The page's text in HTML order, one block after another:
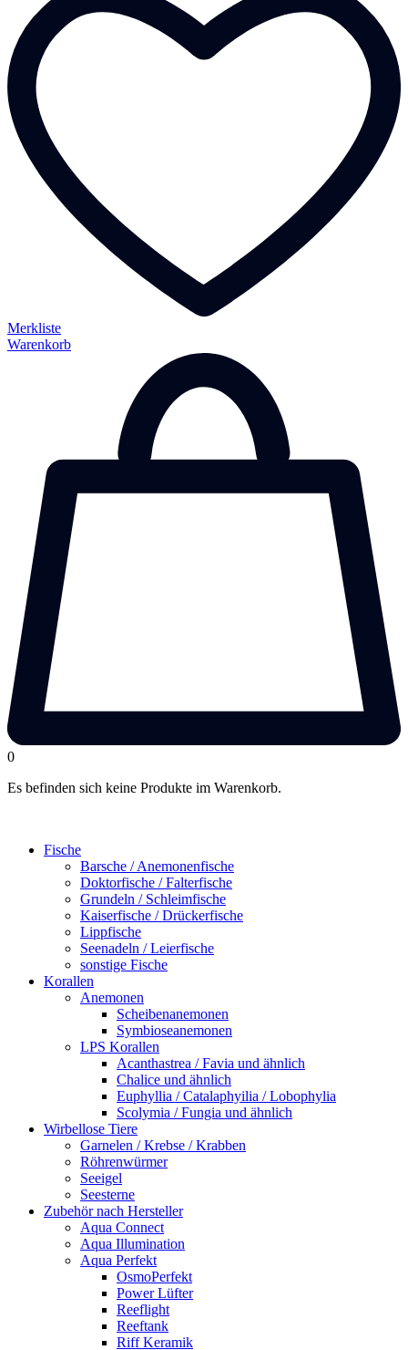
Merkliste
Warenkorb
0
Es befinden sich keine Produkte im Warenkorb.
Fische
Barsche / Anemonenfische
Doktorfische / Falterfische
Grundeln / Schleimfische
Kaiserfische / Drückerfische
Lippfische
Seenadeln / Leierfische
sonstige Fische
Korallen
Anemonen
Scheibenanemonen
Symbioseanemonen
LPS Korallen
Acanthastrea / Favia und ähnlich
Chalice und ähnlich
Euphyllia / Catalaphyilia / Lobophylia
Scolymia / Fungia und ähnlich
Wirbellose Tiere
Garnelen / Krebse / Krabben
Röhrenwürmer
Seeigel
Seesterne
Zubehör nach Hersteller
Aqua Connect
Aqua Illumination
Aqua Perfekt
OsmoPerfekt
Power Lüfter
Reeflight
Reeftank
Riff Keramik